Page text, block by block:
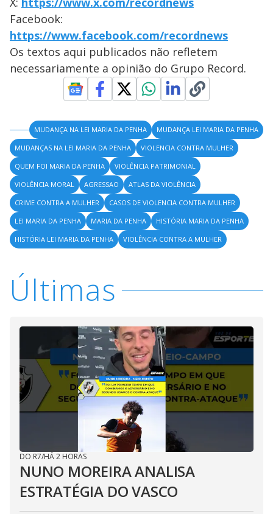
Facebook:
https://www.facebook.com/recordnews
Os textos aqui publicados não refletem
necessariamente a opinião do Grupo Record.
MUDANÇA NA LEI MARIA DA PENHA
MUDANÇA LEI MARIA DA PENHA
MUDANÇAS NA LEI MARIA DA PENHA
VIOLENCIA CONTRA MULHER
QUEM FOI MARIA DA PENHA
VIOLÊNCIA PATRIMONIAL
VIOLÊNCIA MORAL
AGRESSAO
ATLAS DA VIOLÊNCIA
CRIME CONTRA A MULHER
CASOS DE VIOLENCIA CONTRA MULHER
LEI MARIA DA PENHA
MARIA DA PENHA
HISTÓRIA MARIA DA PENHA
HISTÓRIA LEI MARIA DA PENHA
VIOLÊNCIA CONTRA A MULHER
Últimas
DO R7/HÁ 2 HORAS
NUNO MOREIRA ANALISA
ESTRATÉGIA DO VASCO